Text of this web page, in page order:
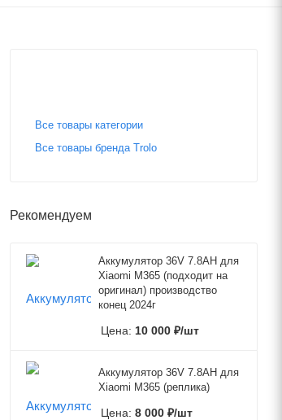
Все товары категории
Все товары бренда Trolo
Рекомендуем
Аккумулятор 36V 7.8AH для
Xiaomi M365 (подходит на
оригинал) производство
конец 2024г
Цена: 10 000 ₽/шт
Аккумулятор 36V 7.8AH для
Xiaomi M365 (реплика)
Цена: 8 000 ₽/шт